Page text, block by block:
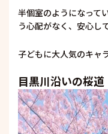
半個室のようになって
う心配がなく、安心し
子どもに大人気のキャ
目黒川沿いの桜道